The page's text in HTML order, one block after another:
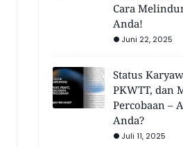
Cara
Anda!
Juni 22, 2025
Status
PKWTT, dan
Percobaan –
Anda?
Juli 11, 2025